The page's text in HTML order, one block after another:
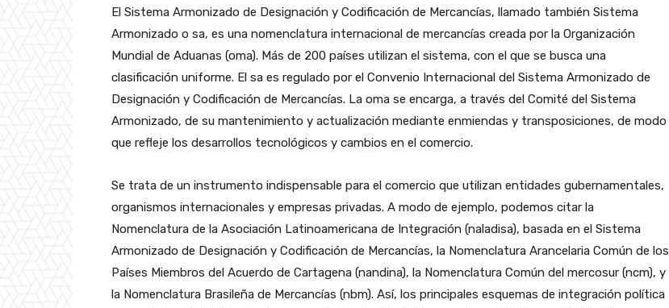
El Sistema Armonizado de Designación y Codificación de Mercancías, llamado también Sistema
Armonizado o sa, es una nomenclatura internacional de mercancías creada por la Organización
Mundial de Aduanas (oma). Más de 200 países utilizan el sistema, con el que se busca una
clasificación uniforme. El sa es regulado por el Convenio Internacional del Sistema Armonizado de
Designación y Codificación de Mercancías. La oma se encarga, a través del Comité del Sistema
Armonizado, de su mantenimiento y actualización mediante enmiendas y transposiciones, de modo
que refleje los desarrollos tecnológicos y cambios en el comercio.
Se trata de un instrumento indispensable para el comercio que utilizan entidades gubernamentales,
organismos internacionales y empresas privadas. A modo de ejemplo, podemos citar la
Nomenclatura de la Asociación Latinoamericana de Integración (naladisa), basada en el Sistema
Armonizado de Designación y Codificación de Mercancías, la Nomenclatura Arancelaria Común de los
Países Miembros del Acuerdo de Cartagena (nandina), la Nomenclatura Común del mercosur (ncm), y
la Nomenclatura Brasileña de Mercancías (nbm). Así, los principales esquemas de integración política